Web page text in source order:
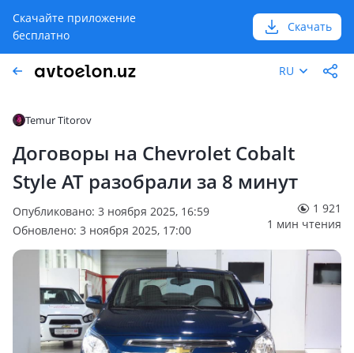
Скачайте приложение
бесплатно
Скачать
RU
Temur Titorov
Договоры на Chevrolet Cobalt
Style AT разобрали за 8 минут
Опубликовано: 3 ноября 2025, 16:59
Обновлено: 3 ноября 2025, 17:00
1 921
1 мин чтения